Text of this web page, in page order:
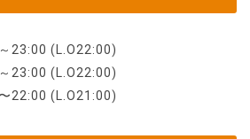
23:00 (L.O22:00)
23:00 (L.O22:00)
22:00 (L.O21:00)